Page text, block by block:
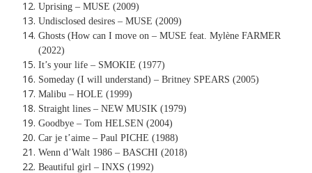
Uprising – MUSE (2009)
Undisclosed desires – MUSE (2009)
Ghosts (How can I move on – MUSE feat. Mylène FARMER
(2022)
It’s your life – SMOKIE (1977)
Someday (I will understand) – Britney SPEARS (2005)
Malibu – HOLE (1999)
Straight lines – NEW MUSIK (1979)
Goodbye – Tom HELSEN (2004)
Car je t’aime – Paul PICHE (1988)
Wenn d’Walt 1986 – BASCHI (2018)
Beautiful girl – INXS (1992)